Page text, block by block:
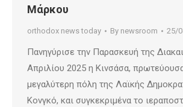
Μάρκου
orthodox news today By newsroom 25/
Πανηγύρισε την Παρασκευή της
Απριλίου 2025 η Κινσάσα,
μεγαλύτερη πόλη της Λαϊκής
Κονγκό, και συγκεκριμένα το